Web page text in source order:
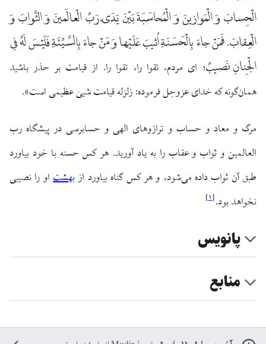
الْحِسابَ وَ الْمَوازينَ وَ الْمُحاسَبَةَ بَيْنَ يَدَىْ رَبِّ الْعالَمينَ وَ الثَّوابَ وَ
الْعِقابَ. فَمَنْ جاءَ بِالْحَسَنَةِ اُثيبَ عَلَيْها وَ مَنْ جاءَ بِالسَّيِّئَةِ فَلَيْسَ لَهُ فِى
الْجِنانِ نَصيبٌ؛ ای مردم، تقوا را، تقوا را. از قیامت بر حذر باشید
همان‌گونه که خدای عزوجل فرموده: زلزله قیامت شیئ عظیمی است».
مرگ و معاد و حساب و ترازوهای الهی و حسابرسی در پیشگاه رب
العالمین و ثواب و عقاب را به یاد آورید. هر کس حسنه با خود بیاورد
طبق آن ثواب داده می‌شود، و هر کس گناه بیاورد ازبهشتاو را نصیبی
نخواهد بود.[۱]
پانویس
منابع